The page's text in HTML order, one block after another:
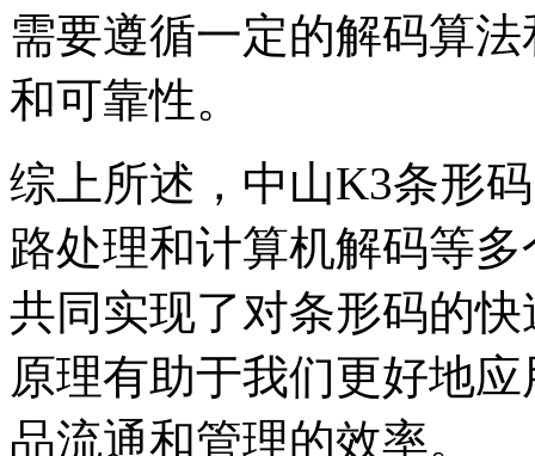
需要遵循一定的解码算
和可靠性。
综上所述，中山K3条形
路处理和计算机解码等
共同实现了对条形码的
原理有助于我们更好地
品流通和管理的效率。